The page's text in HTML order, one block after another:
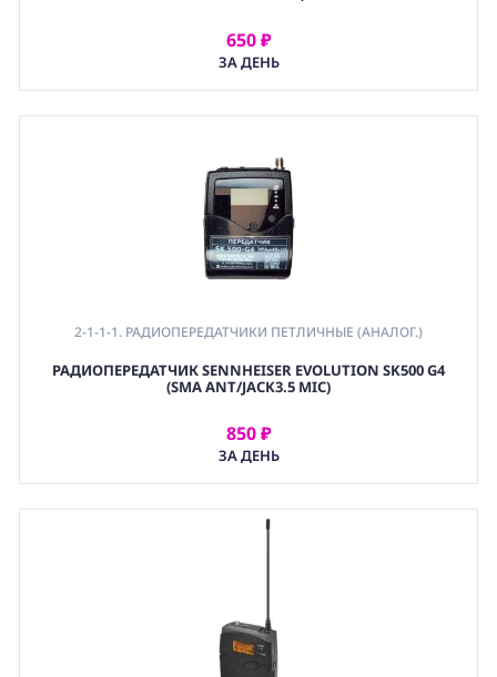
650 ₽
ЗА ДЕНЬ
АРЕНДОВАТЬ
2-1-1-1. РАДИОПЕРЕДАТЧИКИ ПЕТЛИЧНЫЕ (АНАЛОГ.)
РАДИОПЕРЕДАТЧИК SENNHEISER EVOLUTION SK500 G4
(SMA ANT/JACK3.5 MIC)
850 ₽
ЗА ДЕНЬ
АРЕНДОВАТЬ